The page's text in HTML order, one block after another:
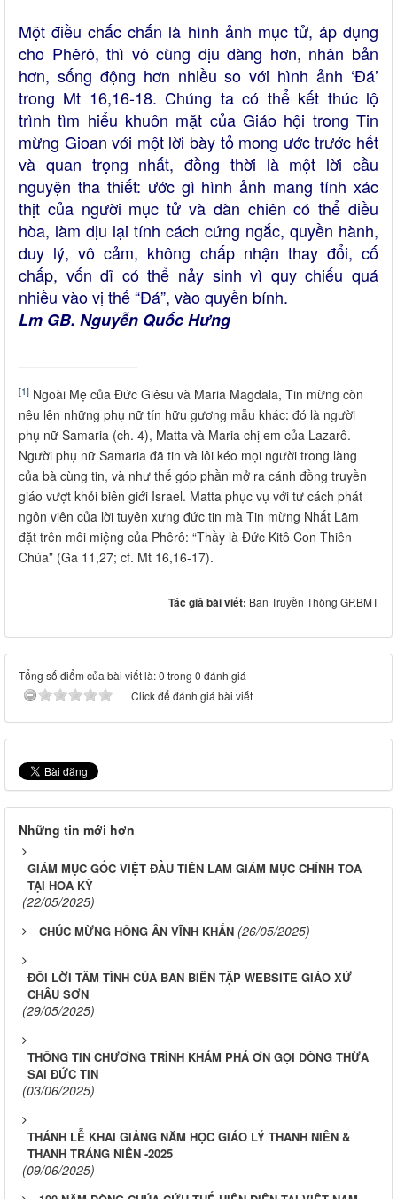
Một điều chắc chắn là hình ảnh mục tử, áp dụng
cho Phêrô, thì vô cùng dịu dàng hơn, nhân bản
hơn, sống động hơn nhiều so với hình ảnh ‘Đá’
trong Mt 16,16-18. Chúng ta có thể kết thúc lộ
trình tìm hiểu khuôn mặt của Giáo hội trong Tin
mừng Gioan với một lời bày tỏ mong ước trước hết
và quan trọng nhất, đồng thời là một lời cầu
nguyện tha thiết: ước gì hình ảnh mang tính xác
thịt của người mục tử và đàn chiên có thể điều
hòa, làm dịu lại tính cách cứng ngắc, quyền hành,
duy lý, vô cảm, không chấp nhận thay đổi, cố
chấp, vốn dĩ có thể nảy sinh vì quy chiếu quá
nhiều vào vị thế “Đá”, vào quyền bính.
Lm GB. Nguyễn Quốc Hưng
[1] Ngoài Mẹ của Đức Giêsu và Maria Magđala, Tin mừng còn
nêu lên những phụ nữ tín hữu gương mẫu khác: đó là người
phụ nữ Samaria (ch. 4), Matta và Maria chị em của Lazarô.
Người phụ nữ Samaria đã tin và lôi kéo mọi người trong làng
của bà cùng tin, và như thế góp phần mở ra cánh đồng truyền
giáo vượt khỏi biên giới Israel. Matta phục vụ với tư cách phát
ngôn viên của lời tuyên xưng đức tin mà Tin mừng Nhất Lãm
đặt trên môi miệng của Phêrô: “Thầy là Đức Kitô Con Thiên
Chúa” (Ga 11,27; cf. Mt 16,16-17).
Tác giả bài viết: Ban Truyền Thông GP.BMT
Tổng số điểm của bài viết là: 0 trong 0 đánh giá
Click để đánh giá bài viết
Những tin mới hơn
GIÁM MỤC GỐC VIỆT ĐẦU TIÊN LÀM GIÁM MỤC CHÍNH TÒA
TẠI HOA KỲ
(22/05/2025)
CHÚC MỪNG HỒNG ÂN VĨNH KHẤN (26/05/2025)
ĐÔI LỜI TÂM TÌNH CỦA BAN BIÊN TẬP WEBSITE GIÁO XỨ
CHÂU SƠN
(29/05/2025)
THÔNG TIN CHƯƠNG TRÌNH KHÁM PHÁ ƠN GỌI DÒNG THỪA
SAI ĐỨC TIN
(03/06/2025)
THÁNH LỄ KHAI GIẢNG NĂM HỌC GIÁO LÝ THANH NIÊN &
THANH TRÁNG NIÊN -2025
(09/06/2025)